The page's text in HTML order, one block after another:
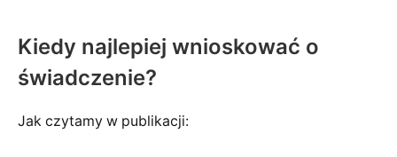
Kiedy najlepiej wnioskować o
świadczenie?
Jak czytamy w publikacji: